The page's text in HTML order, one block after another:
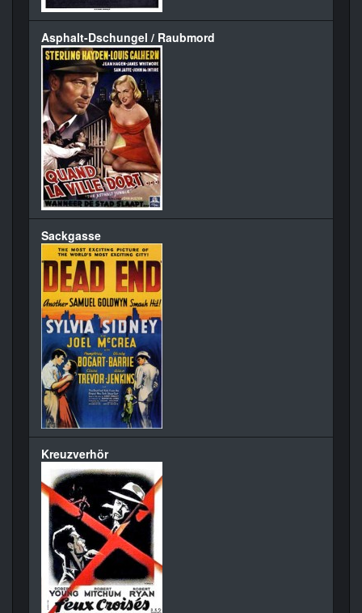
Asphalt-Dschungel / Raubmord
Sackgasse
Kreuzverhör